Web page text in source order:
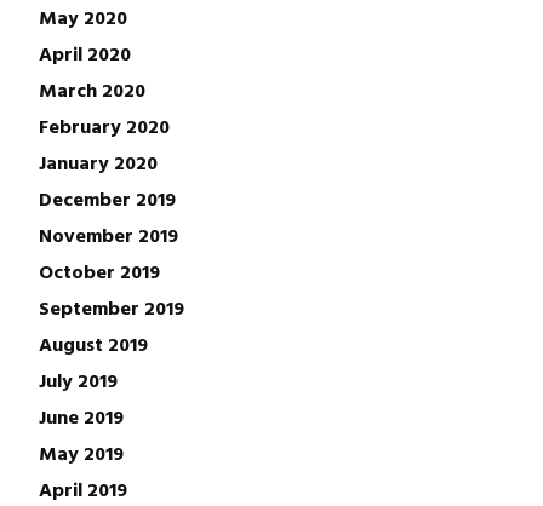
May 2020
April 2020
March 2020
February 2020
January 2020
December 2019
November 2019
October 2019
September 2019
August 2019
July 2019
June 2019
May 2019
April 2019